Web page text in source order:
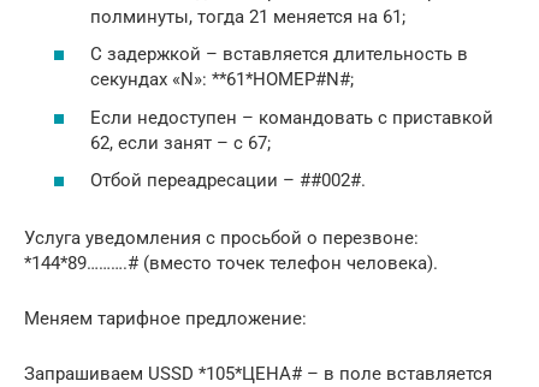
полминуты, тогда 21 меняется на 61;
С задержкой – вставляется длительность в
секундах «N»: **61*НОМЕР#N#;
Если недоступен – командовать с приставкой
62, если занят – с 67;
Отбой переадресации – ##002#.
Услуга уведомления с просьбой о перезвоне:
*144*89……….# (вместо точек телефон человека).
Меняем тарифное предложение:
Запрашиваем USSD *105*ЦЕНА# – в поле вставляется